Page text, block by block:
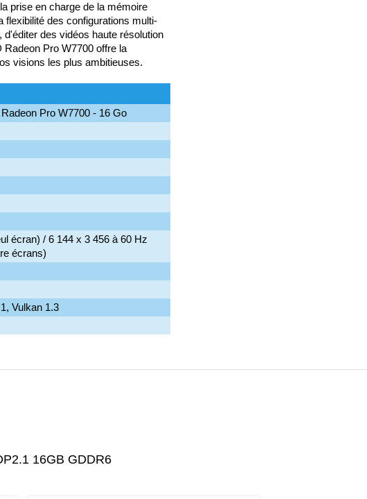
prise en charge de la mémoire
flexibilité des configurations multi-
des vidéos haute résolution
Pro W7700 offre la
visions les plus ambitieuses.
Pro W7700 - 16 Go
écran) / 6 144 x 3 456 à 60 Hz
écrans)
Vulkan 1.3
16GB GDDR6